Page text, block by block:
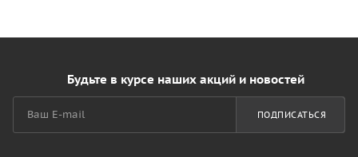
Будьте в курсе наших акций и новостей
ПОДПИСАТЬСЯ